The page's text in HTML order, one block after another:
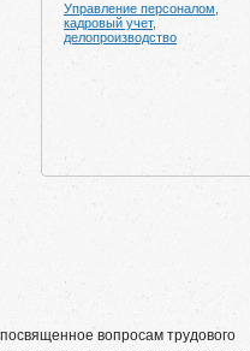
Управление персоналом,
кадровый учет,
делопроизводство
вопросам трудового